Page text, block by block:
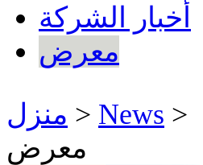
أخبار الشركة
معرض
منزل > News
معرض